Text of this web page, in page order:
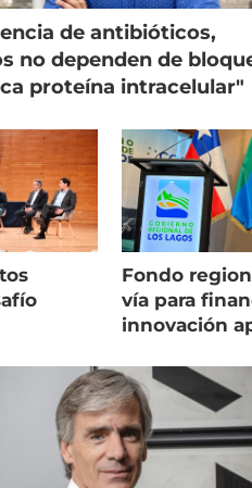
de antibióticos,
no dependen de
proteína intracelular"
Fondo
vía para
innovación